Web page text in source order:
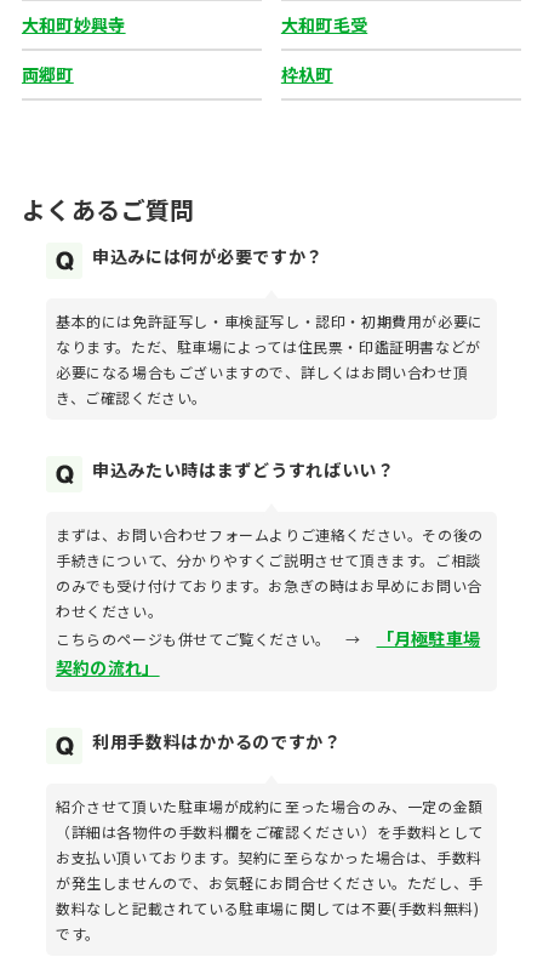
大和町妙興寺 大和町毛受
両郷町 枠杁町
よくあるご質問
申込みには何が必要ですか？
基本的には免許証写し・車検証写し・認印・初期費用が必要に
なります。ただ、駐車場によっては住民票・印鑑証明書などが
必要になる場合もございますので、詳しくはお問い合わせ頂
き、ご確認ください。
申込みたい時はまずどうすればいい？
まずは、お問い合わせフォームよりご連絡ください。その後の
手続きについて、分かりやすくご説明させて頂きます。ご相談
のみでも受け付けております。お急ぎの時はお早めにお問い合
わせください。
こちらのページも併せてご覧ください。 →
「月極駐車場
契約の流れ」
利用手数料はかかるのですか？
紹介させて頂いた駐車場が成約に至った場合のみ、一定の金額
（詳細は各物件の手数料欄をご確認ください）を手数料として
お支払い頂いております。契約に至らなかった場合は、手数料
が発生しませんので、お気軽にお問合せください。ただし、手
数料なしと記載されている駐車場に関しては不要(手数料無料)
です。